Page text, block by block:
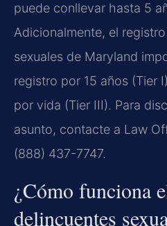
puede conllevar hasta 5
Adicionalmente, el
sexuales de Maryland
registro por 15 años (Tier
por vida (Tier III). Para
asunto, contacte a Law
(888) 437-7747.
¿Cómo funciona
delincuentes